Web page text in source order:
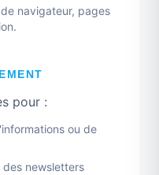
navigateur, pages
pour :
ou de
des newsletters